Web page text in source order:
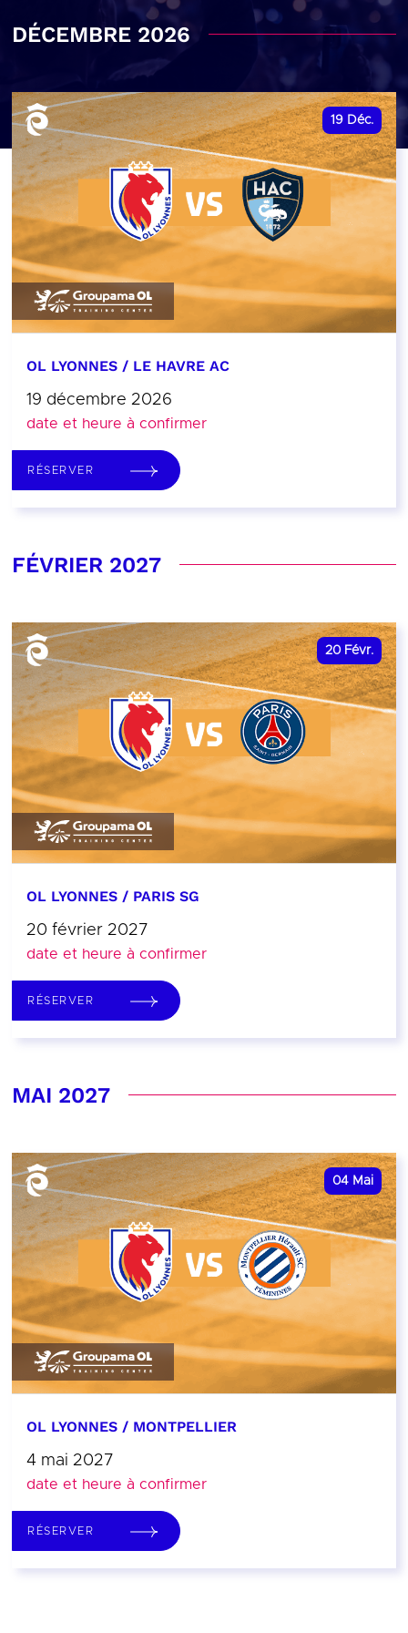
DÉCEMBRE 2026
19 Déc.
OL LYONNES / LE HAVRE AC
19 décembre 2026
date et heure à confirmer
RÉSERVER
FÉVRIER 2027
20 Févr.
OL LYONNES / PARIS SG
20 février 2027
date et heure à confirmer
RÉSERVER
MAI 2027
04 Mai
OL LYONNES / MONTPELLIER
4 mai 2027
date et heure à confirmer
RÉSERVER